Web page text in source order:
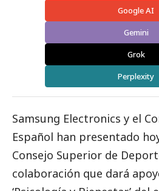
Google AI
Gemini
Grok
Perplexity
Samsung Electronics y el
Español han presentado
Consejo Superior de
colaboración que dará